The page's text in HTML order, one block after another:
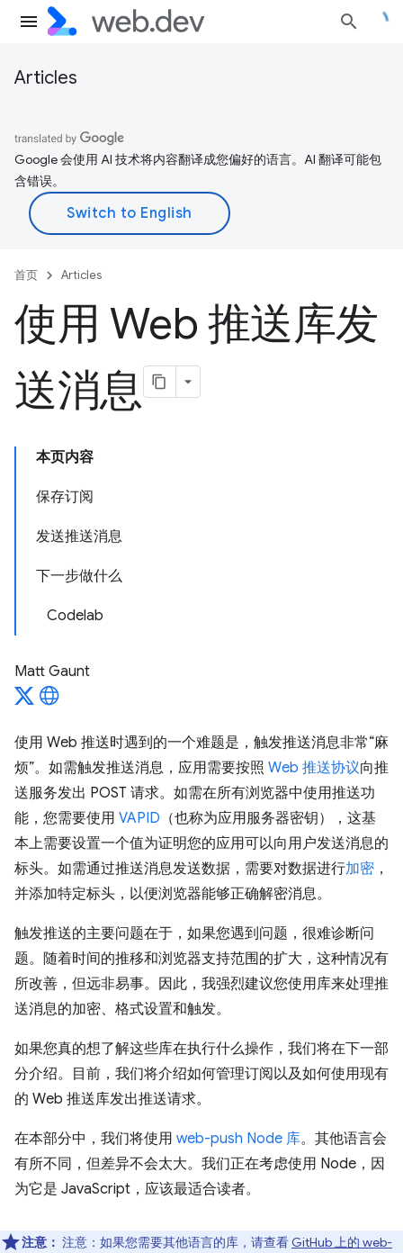
Articles
Google 会使用 AI 技术将内容翻译成您偏好的语言。AI 翻译可能包
含错误。
首页 Articles
使用 Web 推送库发
送消息
本页内容
保存订阅
发送推送消息
下一步做什么
Codelab
Matt Gaunt
使用 Web 推送时遇到的一个难题是，触发推送消息非常“麻
烦”。如需触发推送消息，应用需要按照 Web 推送协议向推
送服务发出 POST 请求。如需在所有浏览器中使用推送功
能，您需要使用 VAPID （也称为应用服务器密钥），这基
本上需要设置一个值为证明您的应用可以向用户发送消息的
标头。如需通过推送消息发送数据，需要对数据进行加密 ，
并添加特定标头，以便浏览器能够正确解密消息。
触发推送的主要问题在于，如果您遇到问题，很难诊断问
题。随着时间的推移和浏览器支持范围的扩大，这种情况有
所改善，但远非易事。因此，我强烈建议您使用库来处理推
送消息的加密、格式设置和触发。
如果您真的想了解这些库在执行什么操作，我们将在下一部
分介绍。目前，我们将介绍如何管理订阅以及如何使用现有
的 Web 推送库发出推送请求。
在本部分中，我们将使用 web-push Node 库。其他语言会
有所不同，但差异不会太大。我们正在考虑使用 Node，因
为它是 JavaScript，应该最适合读者。
注意： 注意：如果您需要其他语言的库，请查看 GitHub 上的 web-